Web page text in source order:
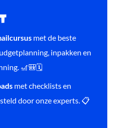
met de beste
inpakken en
🎢🎒🗓️
met checklists en
door onze experts. 📋